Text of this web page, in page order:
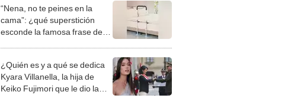
“Nena, no te peines en la
cama”: ¿qué superstición
esconde la famosa frase de
¿Quién es y a qué se dedica
Kyara Villanella, la hija de
Keiko Fujimori que le dio la